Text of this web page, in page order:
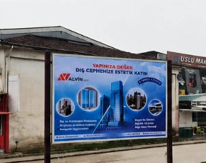
Akal, sağlığını çalışmaya borçlu
geçimimiz oldu. 51 yıldır evliyiz Allah´a
kadınlara karşı şiddet olayları çok
evlenen çiftlere hayırlı uzun ömürler
böyleydi, inşallah
sağlıklı, inşallah Cenab-ı Allah bir
gözlerimizi, ellerimizide istediler ama biz